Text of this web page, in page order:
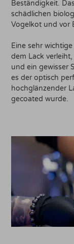
Beständigkeit.
schädlichen
Vogelkot und vor
Eine sehr
dem Lack
und ein gewisser
es der optisch
hochglänzender
gecoated wurde.